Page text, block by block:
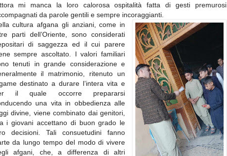
mi manca la loro calorosa ospitalità fatta di gesti premurosi
da parole gentili e sempre incoraggianti.
cultura afgana gli anziani, come in
parti dell’Oriente, sono considerati
di saggezza ed il cui parere
sempre ascoltato. I valori familiari
tenuti in grande considerazione e
il matrimonio, ritenuto un
destinato a durare l’intera vita e
il quale occorre prepararsi
una vita in obbedienza alle
divine, viene combinato dai genitori,
i giovani accettano di buon grado le
decisioni. Tali consuetudini fanno
da lungo tempo del modo di vivere
afgani, che, a differenza di altri